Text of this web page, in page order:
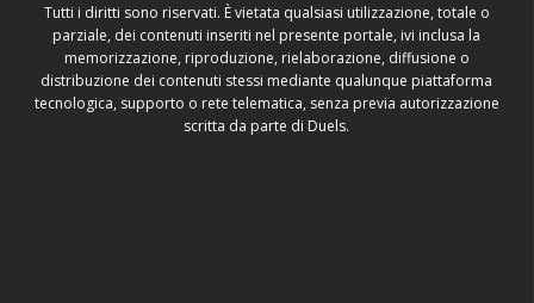
Tutti i diritti sono riservati. È vietata qualsiasi utilizzazione, totale o
parziale, dei contenuti inseriti nel presente portale, ivi inclusa la
memorizzazione, riproduzione, rielaborazione, diffusione o
distribuzione dei contenuti stessi mediante qualunque piattaforma
tecnologica, supporto o rete telematica, senza previa autorizzazione
scritta da parte di Duels.